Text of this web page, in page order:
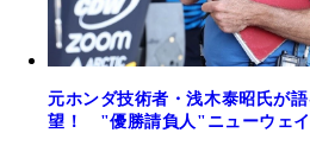
元ホンダ技術者・浅木泰昭氏が
望！ "優勝請負人"ニューウェイ